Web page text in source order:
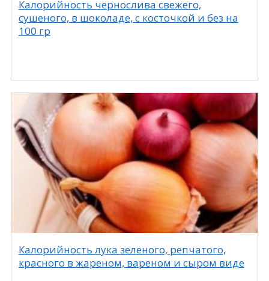
Калорийность чернослива свежего,
сушеного, в шоколаде, с косточкой и без на
100 гр
Калорийность лука зеленого, репчатого,
красного в жареном, вареном и сыром виде